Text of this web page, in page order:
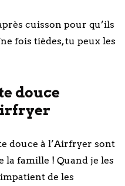
cuisson pour qu’ils
fois tièdes, tu peux les
douce
douce à l’Airfryer sont
famille ! Quand je les
de les